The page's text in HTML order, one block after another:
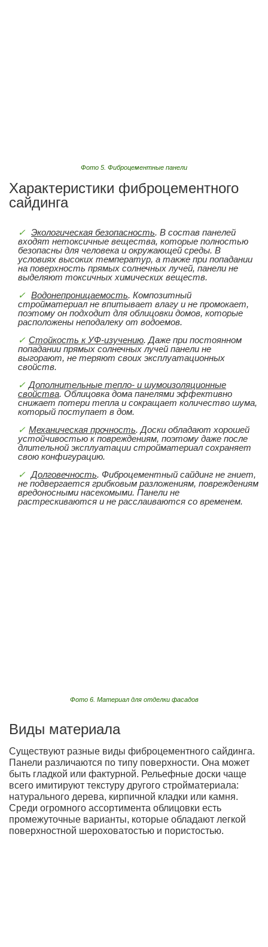
Фото 5. Фиброцементные панели
Характеристики фиброцементного
сайдинга
Экологическая безопасность. В состав панелей
входят нетоксичные вещества, которые полностью
безопасны для человека и окружающей среды. В
условиях высоких температур, а также при попадании
на поверхность прямых солнечных лучей, панели не
выделяют токсичных химических веществ.
Водонепроницаемость. Композитный
стройматериал не впитывает влагу и не промокает,
поэтому он подходит для облицовки домов, которые
расположены неподалеку от водоемов.
Стойкость к УФ-изучению. Даже при постоянном
попадании прямых солнечных лучей панели не
выгорают, не теряют своих эксплуатационных
свойств.
Дополнительные тепло- и шумоизоляционные
свойства. Облицовка дома панелями эффективно
снижает потери тепла и сокращает количество шума,
который поступает в дом.
Механическая прочность. Доски обладают хорошей
устойчивостью к повреждениям, поэтому даже после
длительной эксплуатации стройматериал сохраняет
свою конфигурацию.
Долговечность. Фиброцементный сайдинг не гниет,
не подвергается грибковым разложениям, повреждениям
вредоносными насекомыми. Панели не
растрескиваются и не расслаиваются со временем.
Фото 6. Материал для отделки фасадов
Виды материала
Существуют разные виды фиброцементного сайдинга.
Панели различаются по типу поверхности. Она может
быть гладкой или фактурной. Рельефные доски чаще
всего имитируют текстуру другого стройматериала:
натурального дерева, кирпичной кладки или камня.
Среди огромного ассортимента облицовки есть
промежуточные варианты, которые обладают легкой
поверхностной шероховатостью и пористостью.